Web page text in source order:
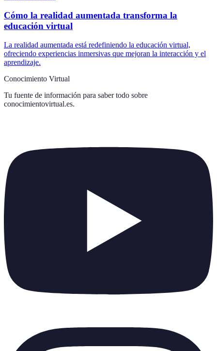
Cómo la realidad aumentada transforma la
educación virtual
La realidad aumentada está redefiniendo la educación virtual,
ofreciendo experiencias inmersivas que mejoran la interacción y el
aprendizaje.
Conocimiento Virtual
Tu fuente de información para saber todo sobre
conocimientovirtual.es.